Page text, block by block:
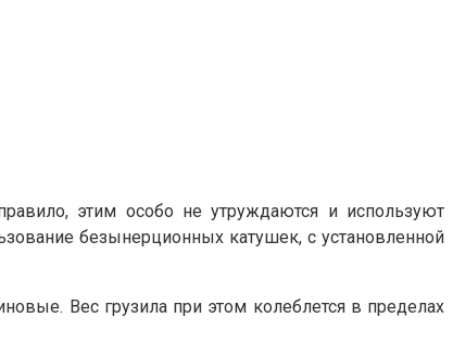
этим особо не утруждаются и используют
безынерционных катушек, с установленной
Вес грузила при этом колеблется в пределах